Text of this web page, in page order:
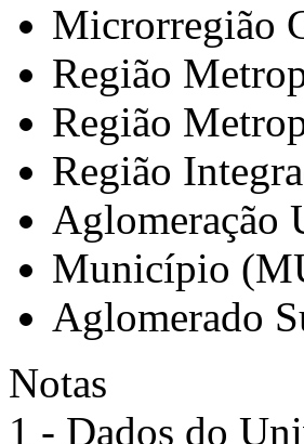
Microrregião
Região
Região
Região
Aglomeração
Município
Aglomerado
Notas
1 - Dados do